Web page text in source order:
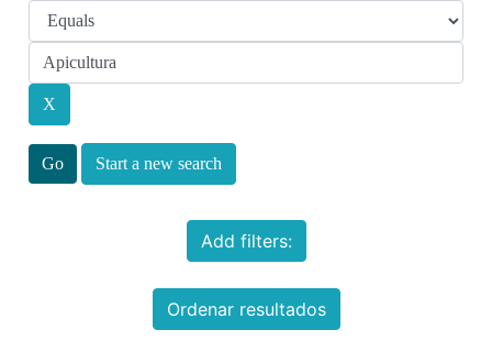
Start a new search
Add filters:
Ordenar resultados